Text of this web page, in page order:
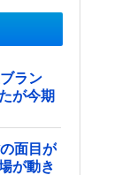
ラン
が今期
面目が
が動き